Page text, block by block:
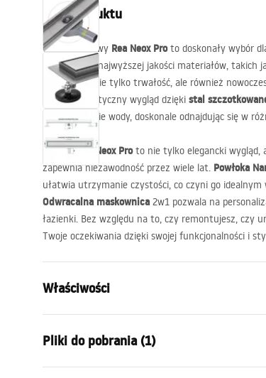
Akcesoria i meble łazienkowe
Opis produktu
Odpływ Liniowy Rea Neox Proto doskonały wybór
Wykonany z najwyższej jakości materiałów, takich
gwarantuje nie tylko trwałość, ale również
oferując estetyczny wygląd dzięki stal
odprowadzanie wody, doskonale odnajdując się w
OdpływRea Neox Proto nie tylko elegancki wygląd,
zapewnia niezawodność przez wiele lat. Powłoka
ułatwia utrzymanie czystości, co czyni go
Odwracalna maskownica 2w1 pozwala na
łazienki. Bez względu na to, czy remontujesz, czy
Twoje oczekiwania dzięki swojej funkcjonalności i
Właściwości
Typ syfonu
Długość odpływu (cm)
Pliki do pobrania (1)